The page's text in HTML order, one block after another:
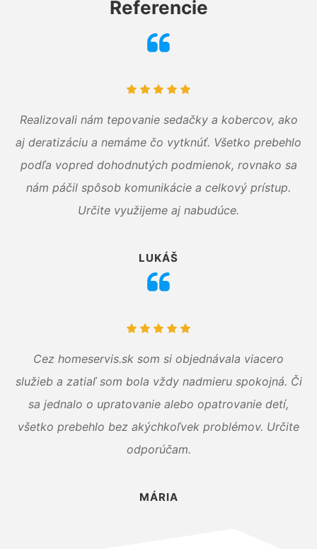
Referencie
Realizovali nám tepovanie sedačky a kobercov, ako
aj deratizáciu a nemáme čo vytknúť. Všetko prebehlo
podľa vopred dohodnutých podmienok, rovnako sa
nám páčil spôsob komunikácie a celkový prístup.
Určite využijeme aj nabudúce.
LUKÁŠ
Cez homeservis.sk som si objednávala viacero
služieb a zatiaľ som bola vždy nadmieru spokojná. Či
sa jednalo o upratovanie alebo opatrovanie detí,
všetko prebehlo bez akýchkoľvek problémov. Určite
odporúčam.
MÁRIA